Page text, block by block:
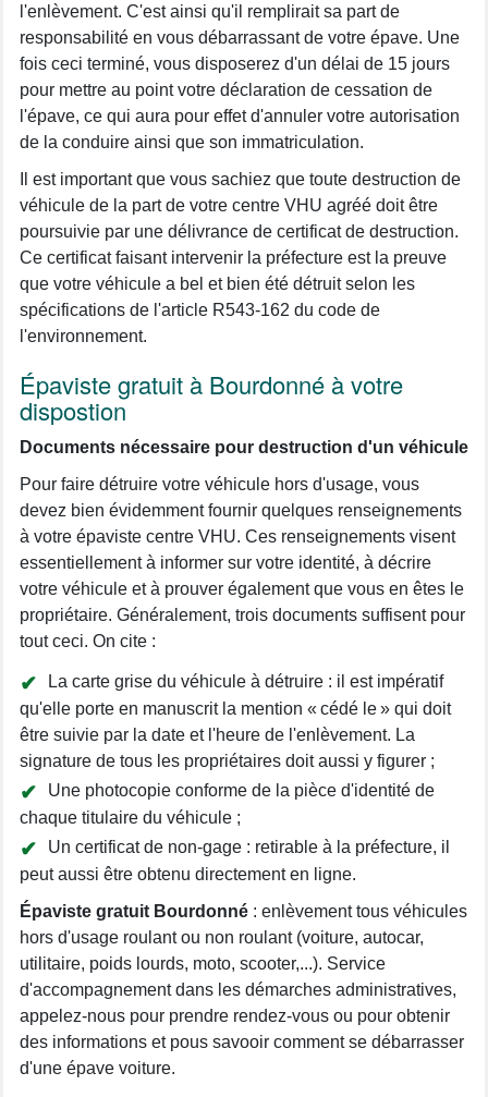
l'enlèvement. C'est ainsi qu'il remplirait sa part de
responsabilité en vous débarrassant de votre épave. Une
fois ceci terminé, vous disposerez d'un délai de 15 jours
pour mettre au point votre déclaration de cessation de
l'épave, ce qui aura pour effet d'annuler votre autorisation
de la conduire ainsi que son immatriculation.
Il est important que vous sachiez que toute destruction de
véhicule de la part de votre centre VHU agréé doit être
poursuivie par une délivrance de certificat de destruction.
Ce certificat faisant intervenir la préfecture est la preuve
que votre véhicule a bel et bien été détruit selon les
spécifications de l'article R543-162 du code de
l'environnement.
Épaviste gratuit à Bourdonné à votre
dispostion
Documents nécessaire pour destruction d'un véhicule
Pour faire détruire votre véhicule hors d'usage, vous
devez bien évidemment fournir quelques renseignements
à votre épaviste centre VHU. Ces renseignements visent
essentiellement à informer sur votre identité, à décrire
votre véhicule et à prouver également que vous en êtes le
propriétaire. Généralement, trois documents suffisent pour
tout ceci. On cite :
La carte grise du véhicule à détruire : il est impératif
qu'elle porte en manuscrit la mention « cédé le » qui doit
être suivie par la date et l'heure de l'enlèvement. La
signature de tous les propriétaires doit aussi y figurer ;
Une photocopie conforme de la pièce d'identité de
chaque titulaire du véhicule ;
Un certificat de non-gage : retirable à la préfecture, il
peut aussi être obtenu directement en ligne.
Épaviste gratuit Bourdonné : enlèvement tous véhicules
hors d'usage roulant ou non roulant (voiture, autocar,
utilitaire, poids lourds, moto, scooter,...). Service
d'accompagnement dans les démarches administratives,
appelez-nous pour prendre rendez-vous ou pour obtenir
des informations et pous savooir comment se débarrasser
d'une épave voiture.